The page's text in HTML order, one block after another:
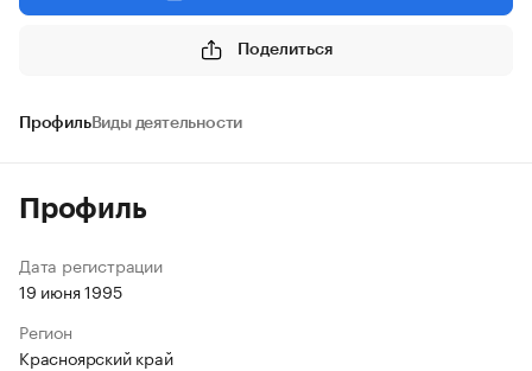
Поделиться
ПрофильВиды деятельности
Профиль
Дата регистрации
19 июня 1995
Регион
Красноярский край